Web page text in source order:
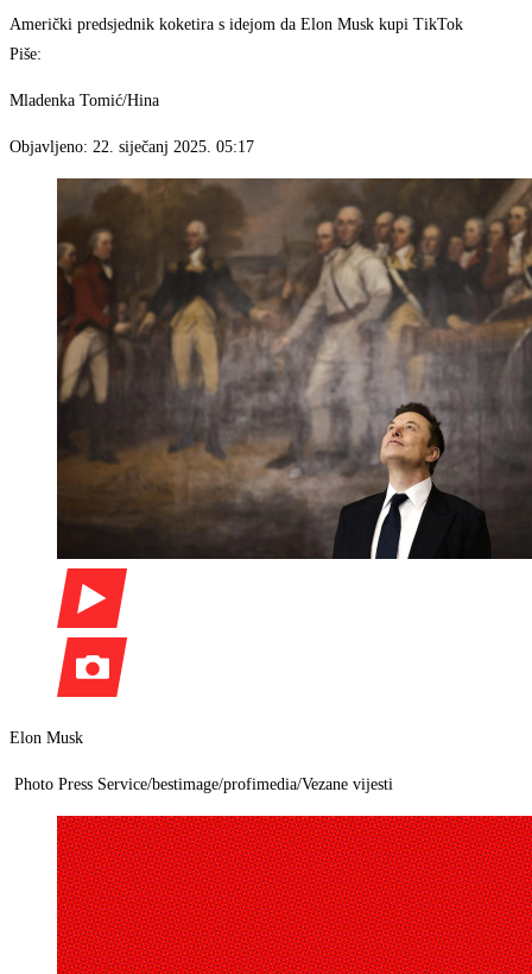
Američki predsjednik koketira s idejom da Elon Musk kupi TikTok
Piše:
Mladenka Tomić/Hina
Objavljeno: 22. siječanj 2025. 05:17
Elon Musk
Photo Press Service/bestimage/profimedia/Vezane vijesti